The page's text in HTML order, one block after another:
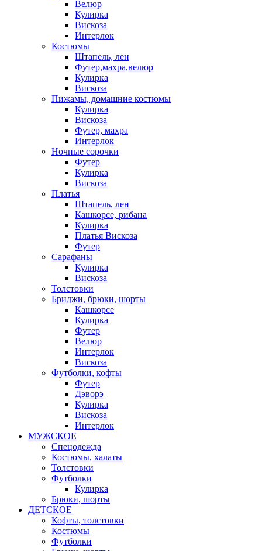
Велюр
Кулирка
Вискоза
Интерлок
Костюмы
Штапель, лен
Футер,махра,велюр
Кулирка
Вискоза
Пижамы, домашние костюмы
Кулирка
Вискоза
Футер, махра
Интерлок
Ночные сорочки
Футер
Кулирка
Вискоза
Платья
Штапель, лен
Кашкорсе, рибана
Кулирка
Платья Вискоза
Футер
Сарафаны
Кулирка
Вискоза
Толстовки
Бриджи, брюки, шорты
Кашкорсе
Кулирка
Футер
Велюр
Интерлок
Вискоза
Футболки, кофты
Футер
Дэворэ
Кулирка
Вискоза
Интерлок
МУЖСКОЕ
Спецодежда
Костюмы, халаты
Толстовки
Футболки
Кулирка
Брюки, шорты
ДЕТСКОЕ
Кофты, толстовки
Костюмы
Футболки